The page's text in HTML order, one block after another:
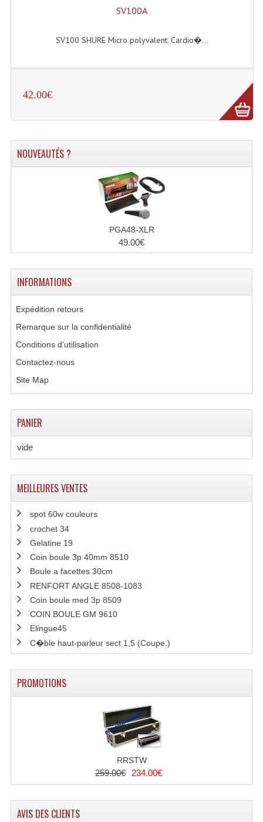
SV100A
SV100 SHURE Micro polyvalent. Cardio�...
42.00€
NOUVEAUTÉS ?
PGA48-XLR
49.00€
INFORMATIONS
Expédition retours
Remarque sur la confidentialité
Conditions d'utilisation
Contactez-nous
Site Map
PANIER
vide
MEILLEURES VENTES
spot 60w couleurs
crochet 34
Gelatine 19
Coin boule 3p 40mm 8510
Boule a facettes 30cm
RENFORT ANGLE 8508-1083
Coin boule med 3p 8509
COIN BOULE GM 9610
Elingue45
C�ble haut-parleur sect 1,5 (Coupe.)
PROMOTIONS
RRSTW
259.00€ 234.00€
AVIS DES CLIENTS